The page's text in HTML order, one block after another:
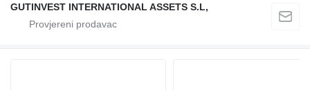
GUTINVEST INTERNATIONAL ASSETS S.L,